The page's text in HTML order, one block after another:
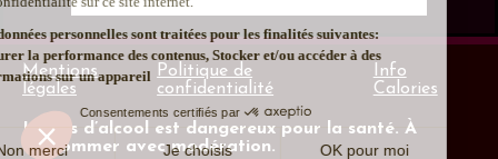
Mentions
légales
Politique de
confidentialité
Info
Calories
L’abus d’alcool est dangereux pour la santé. À
consommer avec modération.